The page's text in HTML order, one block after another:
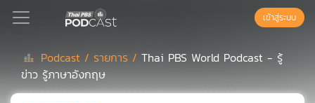
Podcast
เข้าสู่ระบบ
Podcast /รายการ /Thai PBS World Podcast - รู้
ข่าว รู้ภาษาอังกฤษ